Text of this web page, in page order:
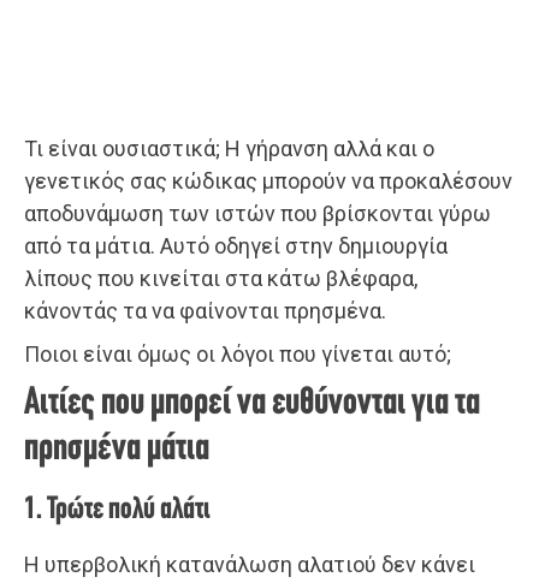
Τι είναι ουσιαστικά; Η γήρανση αλλά και ο
γενετικός σας κώδικας μπορούν να προκαλέσουν
αποδυνάμωση των ιστών που βρίσκονται γύρω
από τα μάτια. Αυτό οδηγεί στην δημιουργία
λίπους που κινείται στα κάτω βλέφαρα,
κάνοντάς τα να φαίνονται πρησμένα.
Ποιοι είναι όμως οι λόγοι που γίνεται αυτό;
Αιτίες που μπορεί να ευθύνονται για τα
πρησμένα μάτια
1. Τρώτε πολύ αλάτι
Η υπερβολική κατανάλωση αλατιού δεν κάνει